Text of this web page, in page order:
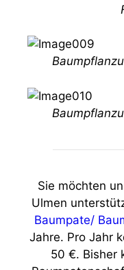
Sie möchten
Ulmen
Baumpate/
Jahre. Pro Jahr
50 €. Bisher